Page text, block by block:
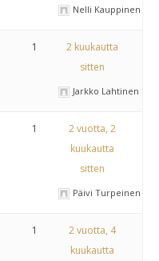
Nelli Kauppinen
1
2 kuukautta
sitten
Jarkko Lahtinen
1
2 vuotta, 2
kuukautta
sitten
Päivi Turpeinen
1
2 vuotta, 4
kuukautta